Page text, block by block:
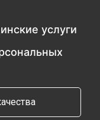
услуги